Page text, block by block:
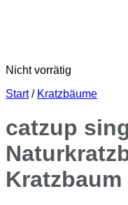
Nicht vorrätig
Start / Kratzbäume
catzup